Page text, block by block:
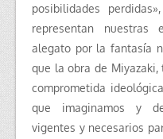
posibilidades
representan nuestras
alegato por la fantasía
que la obra de
comprometida
que imaginamos y
vigentes y necesarios